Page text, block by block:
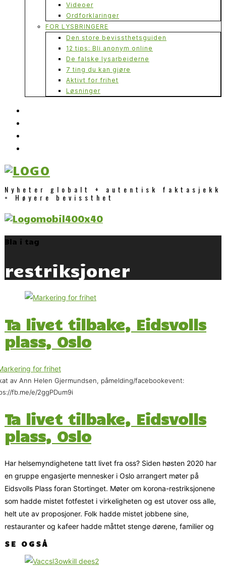
Videoer
Ordforklaringer
FOR LYSBRINGERE
Den store bevissthetsguiden
12 tips: Bli anonym online
De falske lysarbeiderne
7 ting du kan gjøre
Aktivt for frihet
Løsninger
Nyheter globalt + autentisk faktasjekk
= Høyere bevissthet
Bla i tag
restriksjoner
Ta livet tilbake, Eidsvolls
plass, Oslo
av Ann Helen Gjermundsen, påmelding/facebookevent:
fb.me/e/2ggPDum9i
Ta livet tilbake, Eidsvolls
plass, Oslo
Har helsemyndighetene tatt livet fra oss? Siden høsten 2020 har
en gruppe engasjerte mennesker i Oslo arrangert møter på
Eidsvolls Plass foran Stortinget. Møter om korona-restriksjonene
som hadde mistet fotfestet i virkeligheten og est utover oss alle,
helt ute av proposjoner. Folk hadde mistet jobbene sine,
restauranter og kafeer hadde måttet stenge dørene, familier og
SE OGSÅ